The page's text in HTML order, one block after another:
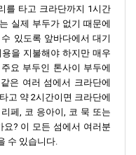
를 타고 크라단까지 1시간
실제 부두가 없기 때문에
있도록 앞바다에서 대기
을 지불해야 하지만 매우
요 부두인 톤사이 부두에
은 여러 섬에서 크라단에
고 약 2시간이면 크라단에
페, 코 응아이, 코 묵 또는
? 이 모든 섬에서 여러분
수 있습니다.